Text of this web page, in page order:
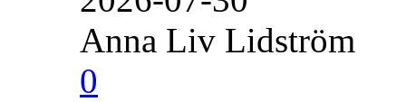
Anna Liv Lidström
0